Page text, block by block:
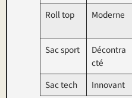
Roll top Moderne
Sac sport
Décontra
cté
Sac tech Innovant